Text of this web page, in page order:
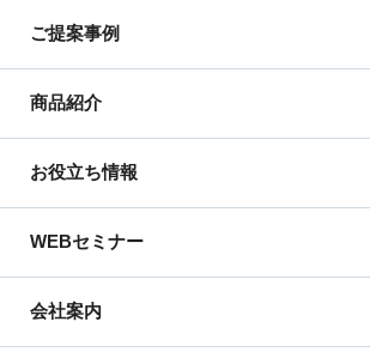
ご提案事例
商品紹介
お役立ち情報
WEBセミナー
会社案内